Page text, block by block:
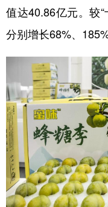
值达40.86亿元。较
分别增长68%、